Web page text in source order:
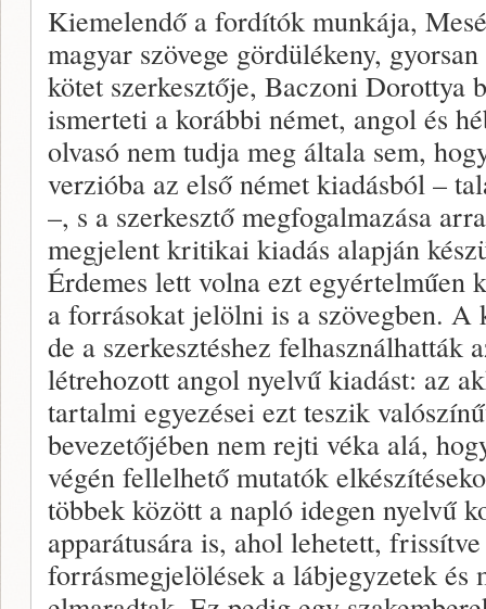
Kiemelendő a fordítók munkája,
magyar szövege gördülékeny,
kötet szerkesztője, Baczoni Dorottya
ismerteti a korábbi német, angol és
olvasó nem tudja meg általa sem,
verzióba az első német kiadásból –
–, s a szerkesztő megfogalmazása
megjelent kritikai kiadás alapján
Érdemes lett volna ezt egyértelműen
a forrásokat jelölni is a szövegben.
de a szerkesztéshez felhasználhatták
létrehozott angol nyelvű kiadást: az
tartalmi egyezései ezt teszik
bevezetőjében nem rejti véka alá,
végén fellelhető mutatók
többek között a napló idegen nyelvű
apparátusára is, ahol lehetett,
forrásmegjelölések a lábjegyzetek és